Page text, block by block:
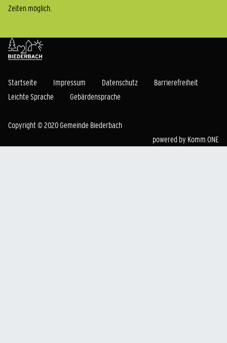
Zeiten möglich.
Startseite Impressum Datenschutz
Barrierefreiheit
Leichte Sprache
Gebärdensprache
Copyright © 2020 Gemeinde Biederbach
powered by Komm.ONE